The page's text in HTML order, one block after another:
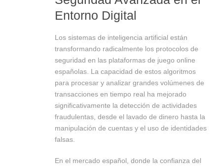
Entorno Digital
Los sistemas de inteligencia artificial están
transformando radicalmente los protocolos de
seguridad en las plataformas de juego online
españolas. La capacidad de estos algoritmos
para procesar y analizar grandes volúmenes de
transacciones en tiempo real ha mejorado
significativamente la detección de actividades
fraudulentas, desde el lavado de dinero hasta la
manipulación de cuentas y el uso de identidades
falsas.
En el mercado español, donde la confianza del